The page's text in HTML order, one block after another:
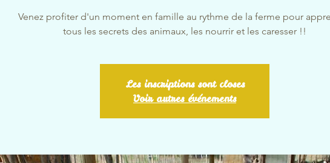
Venez profiter d'un moment en famille au rythme de la ferme pour
tous les secrets des animaux, les nourrir et les caresser !!
Les inscriptions sont closes
Voir autres événements